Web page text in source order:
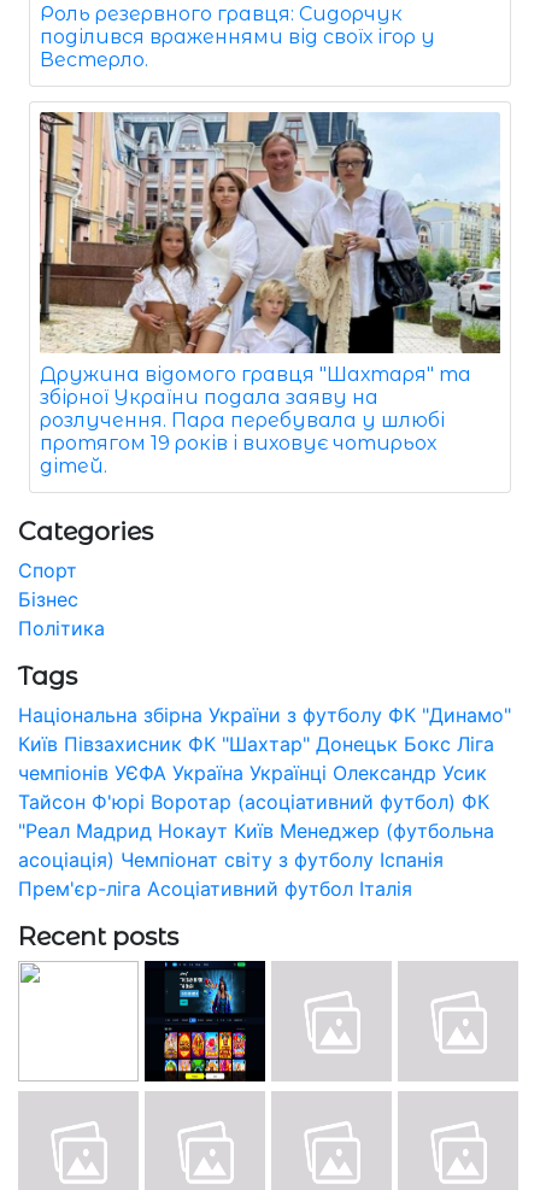
Роль резервного гравця: Сидорчук
поділився враженнями від своїх ігор у
Вестерло.
Дружина відомого гравця "Шахтаря" та
збірної України подала заяву на
розлучення. Пара перебувала у шлюбі
протягом 19 років і виховує чотирьох
дітей.
Categories
Спорт
Бізнес
Політика
Tags
Національна збірна України з футболу ФК "Динамо"
Київ Півзахисник ФК "Шахтар" Донецьк Бокс Ліга
чемпіонів УЄФА Україна Українці Олександр Усик
Тайсон Ф'юрі Воротар (асоціативний футбол) ФК
"Реал Мадрид Нокаут Київ Менеджер (футбольна
асоціація) Чемпіонат світу з футболу Іспанія
Прем'єр-ліга Асоціативний футбол Італія
Recent posts